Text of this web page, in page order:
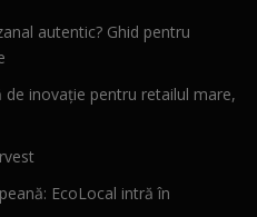
autentic? Ghid pentru
inovație pentru retailul mare,
EcoLocal intră în